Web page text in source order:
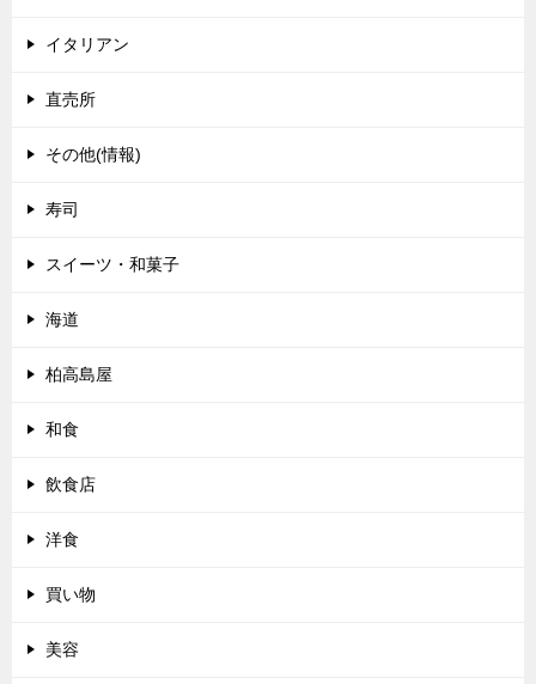
イタリアン
直売所
その他(情報)
寿司
スイーツ・和菓子
海道
柏高島屋
和食
飲食店
洋食
買い物
美容